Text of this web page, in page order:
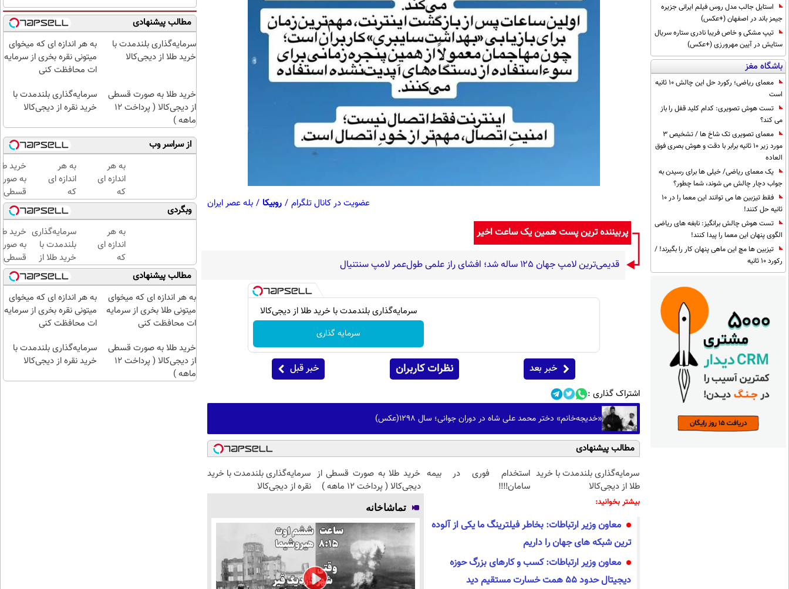
استایل جالب مدل روس فیلم ایرانی جزیره
جیمز باند در اصفهان (+عکس)
تیپ مشکی و خاص فریبا نادری ستاره سریال
ستایش در آیین مهرورزی (+عکس)
باشگاه مغز
معمای ریاضی؛ رکورد حل این چالش 10 ثانیه
است
تست هوش تصویری: کدام کلید قفل را باز
می کند؟
معمای تصویری تک شاخ ها / تشخیص 3
مورد زیر 10 ثانیه برابر با دقت و هوش بصری فوق
العاده
یک معمای ریاضی/ خیلی ها برای رسیدن به
جواب دچار چالش می شوند، شما چطور؟
فقط تیزبین ها می توانند این معما را در 10
ثانیه حل کنند!
تست هوش چالش برانگیز: نابغه های ریاضی
الگوی پنهان این معما را پیدا کنند!
تیزبین ها مچ این ماهی پنهان کار را بگیرند! /
رکورد 10 ثانیه
عضویت در کانال تلگرام / روبیکا / بله عصر ایران
پربیننده ترین پست همین یک ساعت اخیر
قدیمی‌ترین لامپ جهان ۱۲۵ ساله شد؛ افشای راز علمی طول‌عمر لامپ سنتنیال
سرمایه‌گذاری بلندمدت با خرید طلا از دیجی‌کالا
سرمایه گذاری
خبر بعد نظرات کاربران خبر قبل
اشتراک گذاری :
«خدیجه‌خانم» دختر محمد علی شاه در دوران جوانی؛ سال 1298(عکس)
مطالب پیشنهادی
سرمایه‌گذاری بلندمدت با خرید
طلا از دیجی‌کالا
استخدام فوری در بیمه
سامان‼️‼️
خرید طلا به صورت قسطی از
دیجی‌کالا ( پرداخت 12 ماهه )
سرمایه‌گذاری بلندمدت با خرید
نقره از دیجی‌کالا
بیشتر بخوانید:
معاون وزیر ارتباطات: بخاطر فیلترینگ ما یکی از آلوده
ترین شبکه های جهان را داریم
معاون وزیر ارتباطات: کسب و کار‌های بزرگ حوزه
دیجیتال حدود ۵۵ همت خسارت مستقیم دید
تماشاخانه
مطالب پیشنهادی
سرمایه‌گذاری بلندمدت با
خرید طلا از دیجی‌کالا
به هر اندازه ای که میخوای
میتونی نقره بخری از سرمایه
ات محافظت کنی
خرید طلا به صورت قسطی
از دیجی‌کالا ( پرداخت 12
ماهه )
سرمایه‌گذاری بلندمدت با
خرید نقره از دیجی‌کالا
از سراسر وب
به هر
اندازه ای
که
میخوای
میتونی
طلا بخری
از
سرمایه
ات
محافظت
کنی
به هر
اندازه ای
که
میخوای
میتونی
نقره
بخری از
سرمایه
ات
محافظت
کنی
خرید
به
قسطی
(
پرداخت
12
)
وبگردی
به هر
اندازه ای
که
میخوای
میتونی
نقره
بخری از
محافظت
کنی
سرمایه‌گذاری
بلندمدت با
خرید طلا از
دیجی‌کالا
خرید
به
قسطی
(
پرداخت
12
مطالب پیشنهادی
به هر اندازه ای که میخوای
میتونی طلا بخری از سرمایه
ات محافظت کنی
به هر اندازه ای که میخوای
میتونی نقره بخری از سرمایه
ات محافظت کنی
خرید طلا به صورت قسطی
از دیجی‌کالا ( پرداخت 12
ماهه )
سرمایه‌گذاری بلندمدت با
خرید نقره از دیجی‌کالا